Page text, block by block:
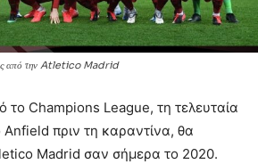
από την Atletico Madrid
το Champions League, τη τελευταία
πριν τη καραντίνα, θα
Madrid σαν σήμερα το 2020.